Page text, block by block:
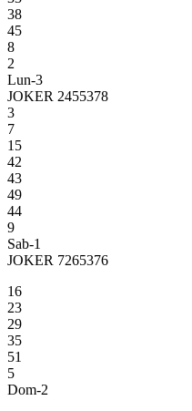
38
45
8
2
Lun-3
JOKER 2455378
3
7
15
42
43
49
44
9
Sab-1
JOKER 7265376
16
23
29
35
51
5
Dom-2